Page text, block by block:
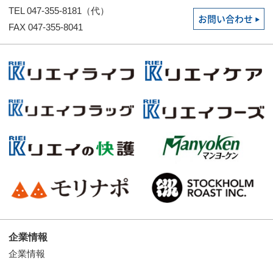
TEL 047-355-8181（代）
FAX 047-355-8041
お問い合わせ
企業情報
企業情報